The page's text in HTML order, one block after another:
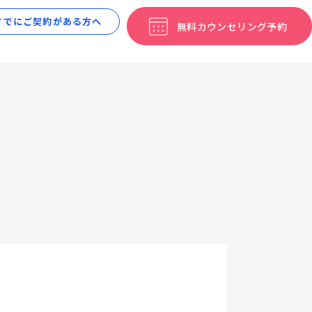
でにご契約がある方へ 無料カウンセリング予約